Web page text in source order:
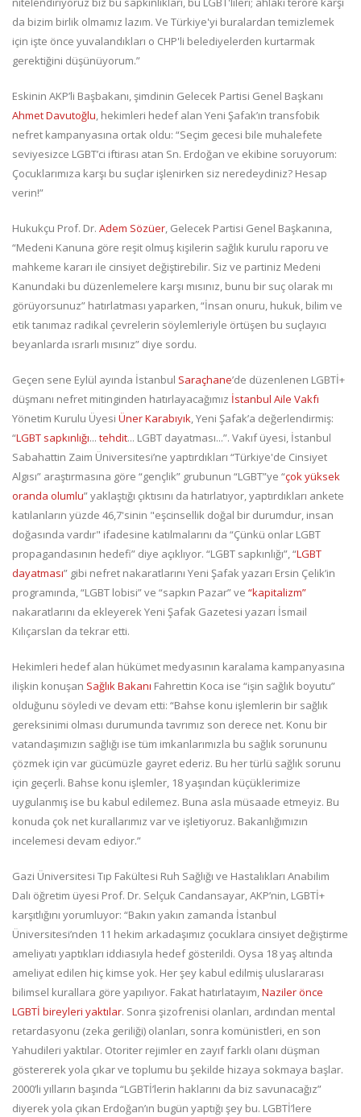
da bizim birlik olmamız lazım. Ve Türkiye'yi buralardan temizlemek
için işte önce yuvalandıkları o CHP'li belediyelerden kurtarmak
gerektiğini düşünüyorum.”
Eskinin AKP’li Başbakanı, şimdinin Gelecek Partisi Genel Başkanı
Ahmet Davutoğlu, hekimleri hedef alan Yeni Şafak’ın transfobik
nefret kampanyasına ortak oldu: “Seçim gecesi bile muhalefete
seviyesizce LGBT’ci iftirası atan Sn. Erdoğan ve ekibine soruyorum:
Çocuklarımıza karşı bu suçlar işlenirken siz neredeydiniz? Hesap
verin!”
Hukukçu Prof. Dr. Adem Sözüer, Gelecek Partisi Genel Başkanına,
“Medeni Kanuna göre reşit olmuş kişilerin sağlık kurulu raporu ve
mahkeme kararı ile cinsiyet değiştirebilir. Siz ve partiniz Medeni
Kanundaki bu düzenlemelere karşı mısınız, bunu bir suç olarak mı
görüyorsunuz” hatırlatması yaparken, “İnsan onuru, hukuk, bilim ve
etik tanımaz radikal çevrelerin söylemleriyle örtüşen bu suçlayıcı
beyanlarda ısrarlı mısınız” diye sordu.
Geçen sene Eylül ayında İstanbul Saraçhane’de düzenlenen LGBTİ+
düşmanı nefret mitinginden hatırlayacağımız İstanbul Aile Vakfı
Yönetim Kurulu Üyesi Üner Karabıyık, Yeni Şafak’a değerlendirmiş:
“LGBT sapkınlığı... tehdit... LGBT dayatması...”. Vakıf üyesi, İstanbul
Sabahattin Zaim Üniversitesi’ne yaptırdıkları “Türkiye'de Cinsiyet
Algısı” araştırmasına göre “gençlik” grubunun “LGBT”ye “çok yüksek
oranda olumlu” yaklaştığı çıktısını da hatırlatıyor, yaptırdıkları ankete
katılanların yüzde 46,7'sinin "eşcinsellik doğal bir durumdur, insan
doğasında vardır" ifadesine katılmalarını da “Çünkü onlar LGBT
propagandasının hedefi” diye açıklıyor. “LGBT sapkınlığı”, “LGBT
dayatması” gibi nefret nakaratlarını Yeni Şafak yazarı Ersin Çelik’in
programında, “LGBT lobisi” ve “sapkın Pazar” ve “kapitalizm”
nakaratlarını da ekleyerek Yeni Şafak Gazetesi yazarı İsmail
Kılıçarslan da tekrar etti.
Hekimleri hedef alan hükümet medyasının karalama kampanyasına
ilişkin konuşan Sağlık Bakanı Fahrettin Koca ise “işin sağlık boyutu”
olduğunu söyledi ve devam etti: “Bahse konu işlemlerin bir sağlık
gereksinimi olması durumunda tavrımız son derece net. Konu bir
vatandaşımızın sağlığı ise tüm imkanlarımızla bu sağlık sorununu
çözmek için var gücümüzle gayret ederiz. Bu her türlü sağlık sorunu
için geçerli. Bahse konu işlemler, 18 yaşından küçüklerimize
uygulanmış ise bu kabul edilemez. Buna asla müsaade etmeyiz. Bu
konuda çok net kurallarımız var ve işletiyoruz. Bakanlığımızın
incelemesi devam ediyor.”
Gazi Üniversitesi Tıp Fakültesi Ruh Sağlığı ve Hastalıkları Anabilim
Dalı öğretim üyesi Prof. Dr. Selçuk Candansayar, AKP’nin, LGBTİ+
karşıtlığını yorumluyor: “Bakın yakın zamanda İstanbul
Üniversitesi’nden 11 hekim arkadaşımız çocuklara cinsiyet değiştirme
ameliyatı yaptıkları iddiasıyla hedef gösterildi. Oysa 18 yaş altında
ameliyat edilen hiç kimse yok. Her şey kabul edilmiş uluslararası
bilimsel kurallara göre yapılıyor. Fakat hatırlatayım,Naziler önce
LGBTİ bireyleri yaktılar. Sonra şizofrenisi olanları, ardından mental
retardasyonu (zeka geriliği) olanları, sonra komünistleri, en son
Yahudileri yaktılar. Otoriter rejimler en zayıf farklı olanı düşman
göstererek yola çıkar ve toplumu bu şekilde hizaya sokmaya başlar.
2000’li yılların başında “LGBTİ’lerin haklarını da biz savunacağız”
diyerek yola çıkan Erdoğan’ın bugün yaptığı şey bu. LGBTİ’lere